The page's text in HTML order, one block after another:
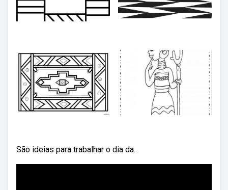
São ideias para trabalhar o dia da.